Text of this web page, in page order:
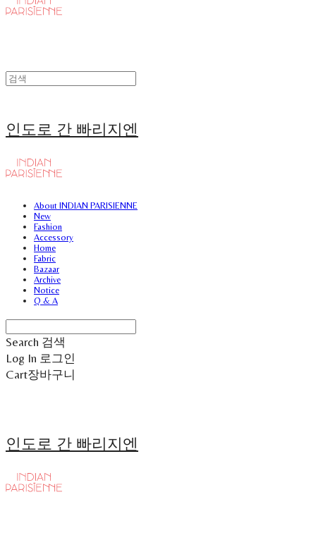
인도로 간 빠리지엔
About INDIAN PARISIENNE
New
Fashion
Accessory
Home
Fabric
Bazaar
Archive
Notice
Q & A
Search 검색
Log In 로그인
Cart장바구니
인도로 간 빠리지엔